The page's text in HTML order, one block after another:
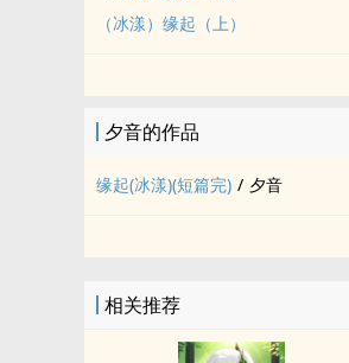
（冰漾）缘起（上）
夕音的作品
缘起(冰漾)(短篇完) / 夕音
相关推荐